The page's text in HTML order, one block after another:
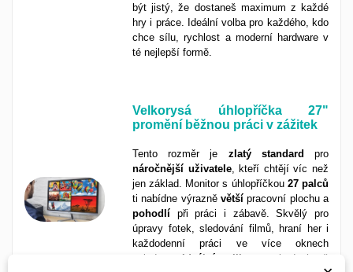
být jistý, že dostaneš maximum z každé
hry i práce. Ideální volba pro každého, kdo
chce sílu, rychlost a moderní hardware v
té nejlepší formě.
Velkorysá úhlopříčka 27"
promění běžnou práci v zážitek
Tento rozměr je zlatý standard pro
náročnější uživatele, kteří chtějí víc než
jen základ. Monitor s úhlopříčkou 27 palců
ti nabídne výrazně větší pracovní plochu a
pohodlí při práci i zábavě. Skvělý pro
úpravy fotek, sledování filmů, hraní her i
každodenní práci ve více oknech
najednou. Ideální velikost
, pokud chceš